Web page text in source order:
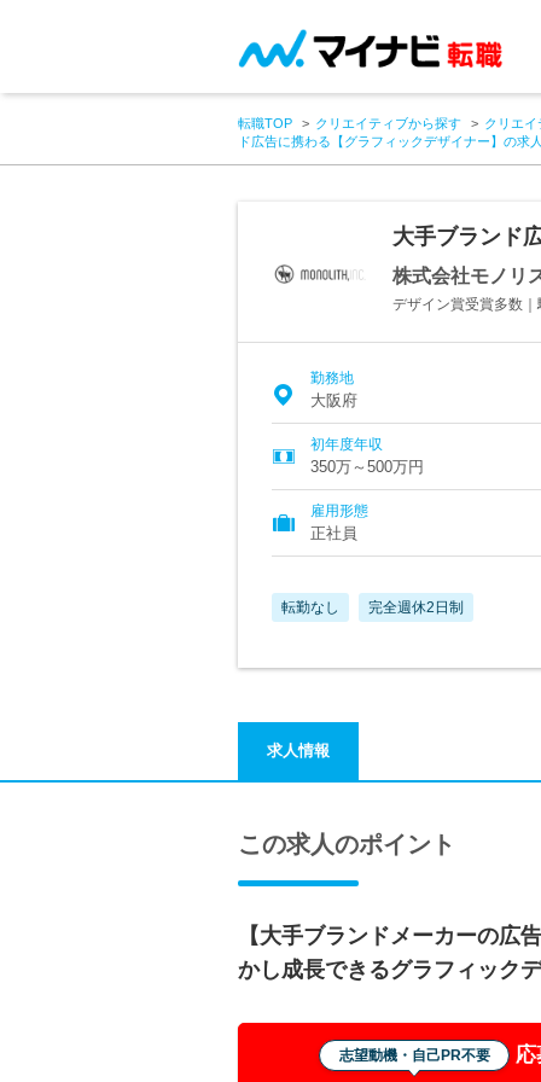
転職TOP クリエイティブから探す
クリエイ
ド広告に携わる【グラフィックデザイナー】の求
大手ブランド
株式会社モノリ
デザイン賞受賞多数
勤務地
大阪府
初年度年収
350万～500万円
雇用形態
正社員
転勤なし 完全週休2日制
求人情報
この求人のポイント
【大手ブランドメーカーの広
かし成長できるグラフィック
志望動機・自己PR不要